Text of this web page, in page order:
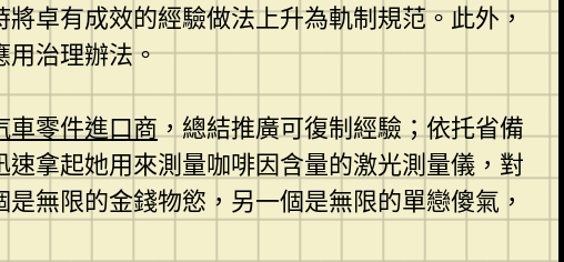
卓有成效的經驗做法上升為軌制規范。此外，
用治理辦法。
車零件進口商，總結推廣可復制經驗；依托省備
拿起她用來測量咖啡因含量的激光測量儀，對
無限的金錢物慾，另一個是無限的單戀傻氣，